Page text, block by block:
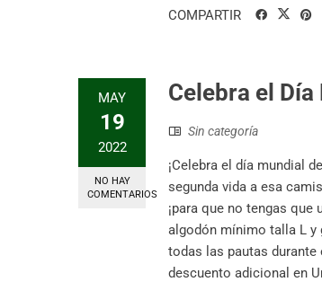
COMPARTIR
MAY
19
2022
NO HAY
COMENTARIOS
Celebra el
Sin categoría
¡Celebra el día mundial
segunda vida a esa
¡para que no tengas
algodón mínimo talla L y
todas las pautas durante
descuento adicional en